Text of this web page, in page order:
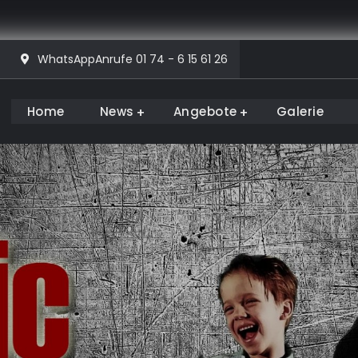
WhatsAppAnrufe 01 74 - 6 15 61 26
Home News Angebote Galerie